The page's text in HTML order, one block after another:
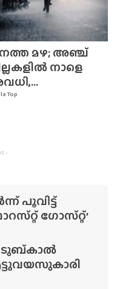
Top
മഴ; അഞ്ച്
നാളെ
-
പൂവിട്ട്
ഗോസ്‌റ്റ്’
ടുബ്‌കാൽ